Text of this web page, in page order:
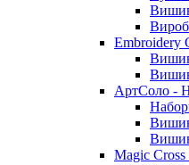
Embroidery
АртСоло -
Magic Cross